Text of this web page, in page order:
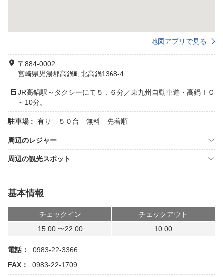
地図アプリで見る
〒884-0002
宮崎県児湯郡高鍋町北高鍋1368-4
JR高鍋駅～タクシーにて５．６分／東九州自動車道・高鍋ＩＣ
～10分。
駐車場 : 有り ５０台 無料 先着順
周辺のレジャー
周辺の観光スポット
基本情報
チェックイン
チェックアウト
15:00 〜22:00
10:00
電話：
0983-22-3366
FAX：
0983-22-1709